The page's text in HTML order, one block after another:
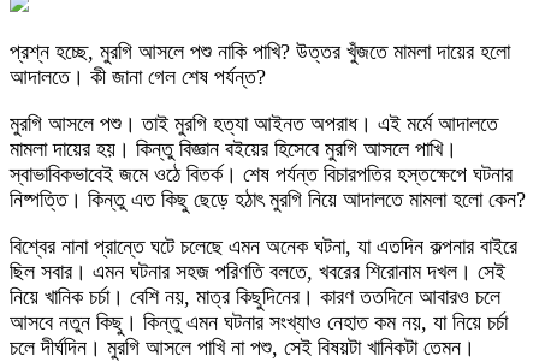
প্রশ্ন হচ্ছে, মুরগি আসলে পশু নাকি পাখি? উত্তর খুঁজতে মামলা দায়ের হলো
আদালতে। কী জানা গেল শেষ পর্যন্ত?
মুরগি আসলে পশু। তাই মুরগি হত্যা আইনত অপরাধ। এই মর্মে আদালতে
মামলা দায়ের হয়। কিন্তু বিজ্ঞান বইয়ের হিসেবে মুরগি আসলে পাখি।
স্বাভাবিকভাবেই জমে ওঠে বিতর্ক। শেষ পর্যন্ত বিচারপতির হস্তক্ষেপে ঘটনার
নিষ্পত্তি। কিন্তু এত কিছু ছেড়ে হঠাৎ মুরগি নিয়ে আদালতে মামলা হলো কেন?
বিশ্বের নানা প্রান্তে ঘটে চলেছে এমন অনেক ঘটনা, যা এতদিন কল্পনার বাইরে
ছিল সবার। এমন ঘটনার সহজ পরিণতি বলতে, খবরের শিরোনাম দখল। সেই
নিয়ে খানিক চর্চা। বেশি নয়, মাত্র কিছুদিনের। কারণ ততদিনে আবারও চলে
আসবে নতুন কিছু। কিন্তু এমন ঘটনার সংখ্যাও নেহাত কম নয়, যা নিয়ে চর্চা
চলে দীর্ঘদিন। মুরগি আসলে পাখি না পশু, সেই বিষয়টা খানিকটা তেমন।